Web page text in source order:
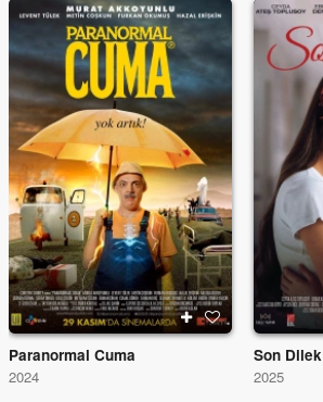
Paranormal Cuma
2024
Son Dilek
2025